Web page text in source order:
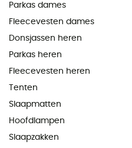
Parkas dames
Fleecevesten dames
Donsjassen heren
Parkas heren
Fleecevesten heren
Tenten
Slaapmatten
Hoofdlampen
Slaapzakken